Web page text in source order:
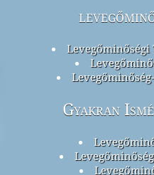
Levegőminőségi
Gyakran